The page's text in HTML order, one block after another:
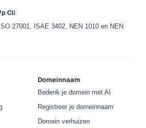
is daarna weg. Dankzij de
dat geen probleem.
Cli
27001, ISAE 3402, NEN 1010 en NEN
Domeinnaam
Bedenk je domein met AI
Registreer je domeinnaam
Domein verhuizen